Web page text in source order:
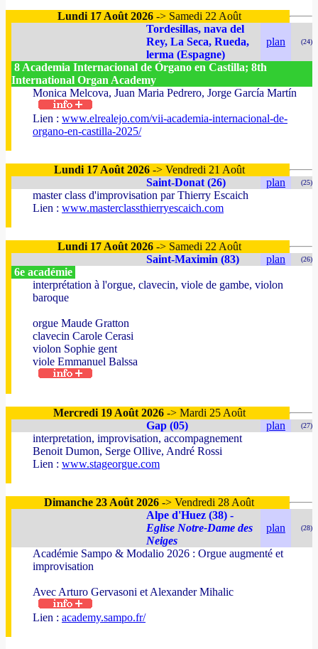
Lundi 17 Août 2026-> Samedi 22 Août
Tordesillas, nava del
Rey, La Seca, Rueda,
lerma (Espagne)
plan (24)
8 Academia Internacional de Órgano en Castilla; 8th
International Organ Academy
Monica Melcova, Juan Maria Pedrero, Jorge García Martín
Lien : www.elrealejo.com/vii-academia-internacional-de-
organo-en-castilla-2025/
Lundi 17 Août 2026-> Vendredi 21 Août
Saint-Donat (26)
plan (25)
master class d'improvisation par Thierry Escaich
Lien : www.masterclassthierryescaich.com
Lundi 17 Août 2026-> Samedi 22 Août
Saint-Maximin (83)
plan (26)
6e académie
interprétation à l'orgue, clavecin, viole de gambe, violon
baroque
orgue Maude Gratton
clavecin Carole Cerasi
violon Sophie gent
viole Emmanuel Balssa
Mercredi 19 Août 2026-> Mardi 25 Août
Gap (05)
plan (27)
interpretation, improvisation, accompagnement
Benoit Dumon, Serge Ollive, André Rossi
Lien : www.stageorgue.com
Dimanche 23 Août 2026 -> Vendredi 28 Août
Alpe d'Huez (38) -
Eglise Notre-Dame des
Neiges
plan (28)
Académie Sampo & Modalio 2026 : Orgue augmenté et
improvisation
Avec Arturo Gervasoni et Alexander Mihalic
Lien : academy.sampo.fr/